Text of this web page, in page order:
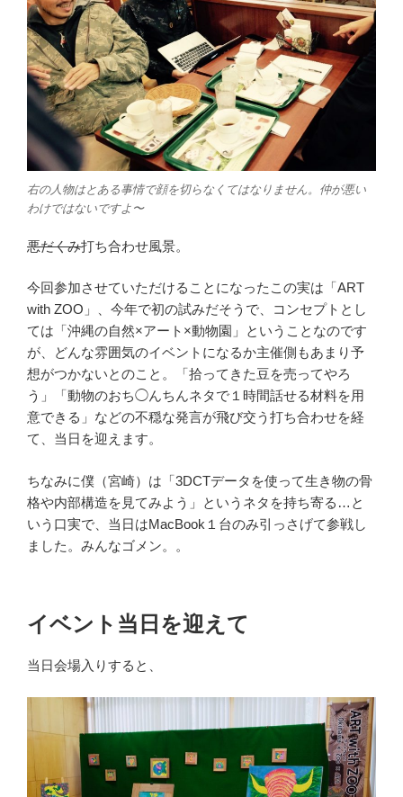
右の人物はとある事情で顔を切らなくてはなりません。仲が悪い
わけではないですよ〜
悪だくみ打ち合わせ風景。
今回参加させていただけることになったこの実は「ART
with ZOO」、今年で初の試みだそうで、コンセプトとし
ては「沖縄の自然×アート×動物園」ということなのです
が、どんな雰囲気のイベントになるか主催側もあまり予
想がつかないとのこと。「拾ってきた豆を売ってやろ
う」「動物のおち◯んちんネタで１時間話せる材料を用
意できる」などの不穏な発言が飛び交う打ち合わせを経
て、当日を迎えます。
ちなみに僕（宮崎）は「3DCTデータを使って生き物の骨
格や内部構造を見てみよう」というネタを持ち寄る…と
いう口実で、当日はMacBook１台のみ引っさげて参戦し
ました。みんなゴメン。。
イベント当日を迎えて
当日会場入りすると、